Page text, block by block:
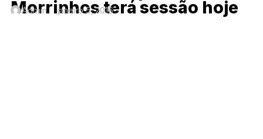
Morrinhos terá sessão hoje
Admin janeiro 5, 2016